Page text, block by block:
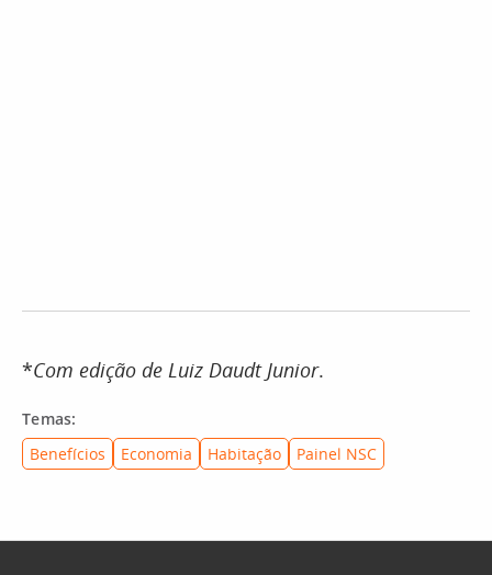
*Com edição de Luiz Daudt Junior.
Temas:
Benefícios
Economia Habitação Painel NSC